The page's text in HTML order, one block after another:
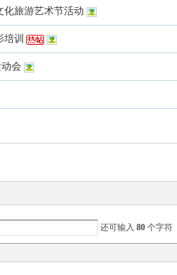
化旅游艺术节活动
训
会
还可输入 80 个字符